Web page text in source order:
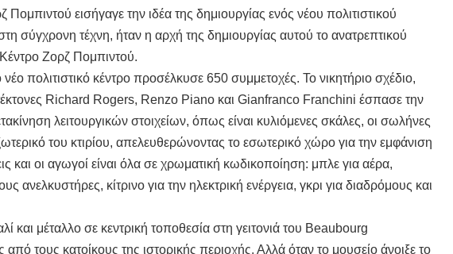
εισήγαγε την ιδέα της δημιουργίας ενός νέου πολιτιστικού
σύγχρονη τέχνη, ήταν η αρχή της δημιουργίας αυτού το ανατρεπτικού
Ζορζ Πομπιντού.
πολιτιστικό κέντρο προσέλκυσε 650 συμμετοχές. Το νικητήριο σχέδιο,
Richard Rogers, Renzo Piano και Gianfranco Franchini έσπασε την
λειτουργικών στοιχείων, όπως είναι κυλιόμενες σκάλες, οι σωλήνες
του κτιρίου, απελευθερώνοντας το εσωτερικό χώρο για την εμφάνιση
οι αγωγοί είναι όλα σε χρωματική κωδικοποίηση: μπλε για αέρα,
ανελκυστήρες, κίτρινο για την ηλεκτρική ενέργεια, γκρι για διαδρόμους και
και μέταλλο σε κεντρική τοποθεσία στη γειτονιά του Beaubourg
από τους κατοίκους της ιστορικής περιοχής. Αλλά όταν το μουσείο άνοιξε το